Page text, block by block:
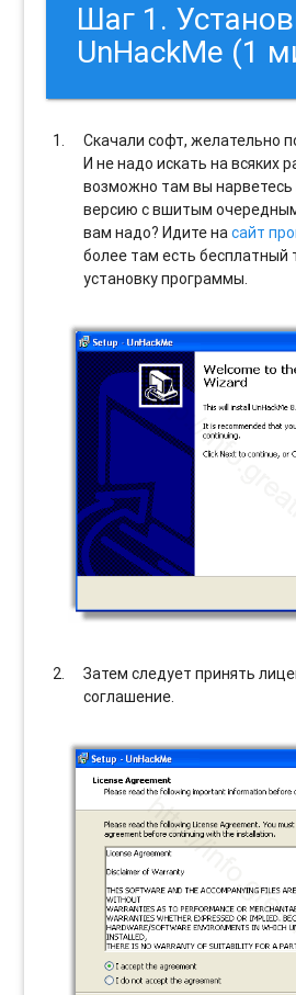
Шаг 1.
UnHackMe (1
Скачали софт, желательно
И не надо искать на всяких
возможно там вы нарветесь
версию с вшитым
вам надо? Идите насайт
более там есть бесплатный
установку программы.
Затем следует принять
соглашение.